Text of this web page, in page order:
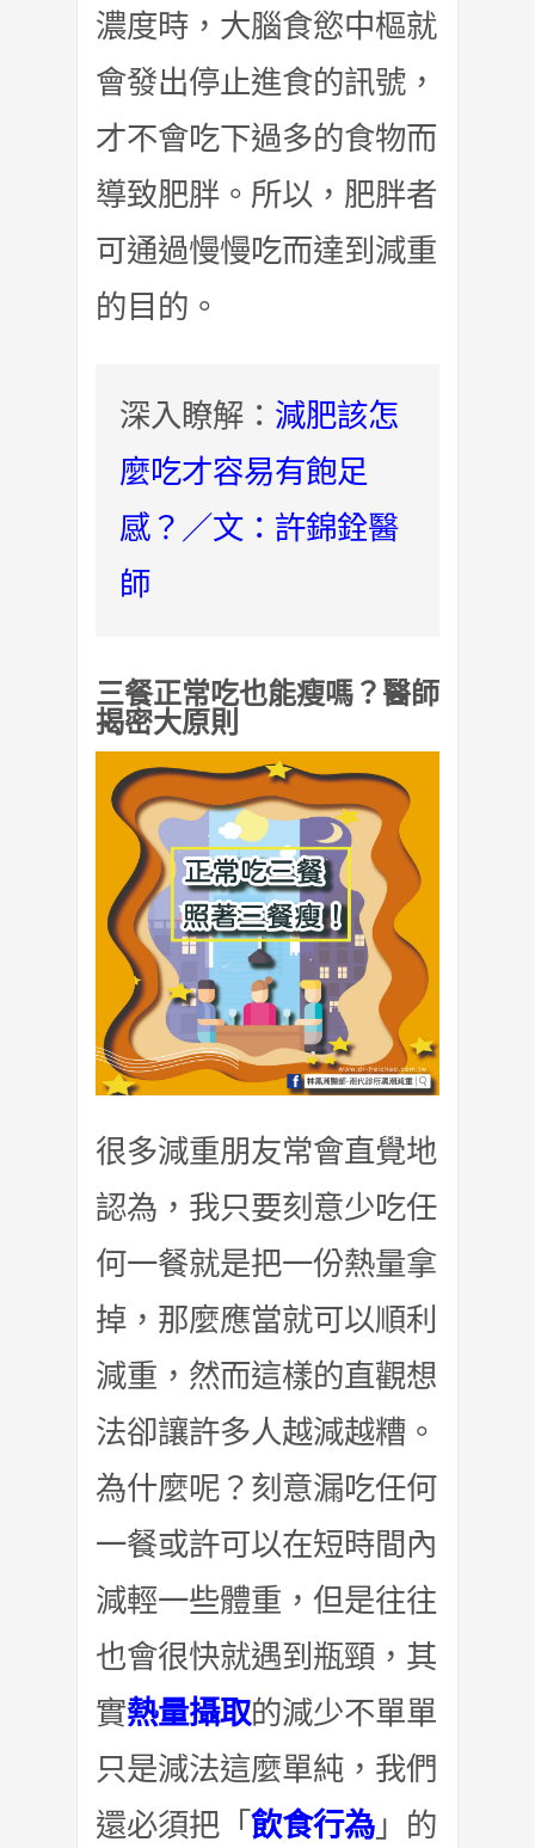
濃度時，大腦食慾中樞就
會發出停止進食的訊號，
才不會吃下過多的食物而
導致肥胖。所以，肥胖者
可通過慢慢吃而達到減重
的目的。
深入瞭解： 減肥該怎
麼吃才容易有飽足
感？／文：許錦銓醫
師
三餐正常吃也能瘦嗎？醫師
揭密大原則
很多減重朋友常會直覺地
認為，我只要刻意少吃任
何一餐就是把一份熱量拿
掉，那麼應當就可以順利
減重，然而這樣的直觀想
法卻讓許多人越減越糟。
為什麼呢？刻意漏吃任何
一餐或許可以在短時間內
減輕一些體重，但是往往
也會很快就遇到瓶頸，其
實熱量攝取的減少不單單
只是減法這麼單純，我們
還必須把「 飲食行為 」的